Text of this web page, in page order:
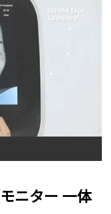
モニター 一体